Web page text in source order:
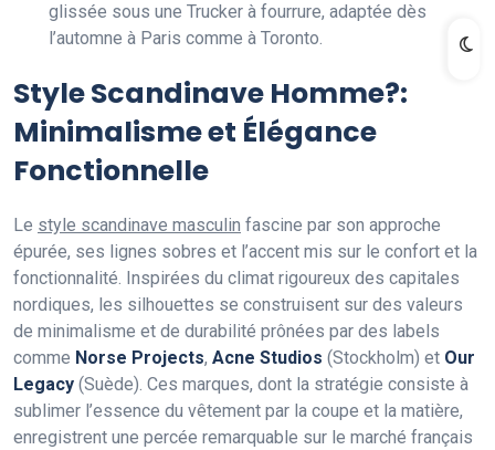
glissée sous une Trucker à fourrure, adaptée dès
l’automne à Paris comme à Toronto.
Style Scandinave Homme?:
Minimalisme et Élégance
Fonctionnelle
Le style scandinave masculin fascine par son approche
épurée, ses lignes sobres et l’accent mis sur le confort et la
fonctionnalité. Inspirées du climat rigoureux des capitales
nordiques, les silhouettes se construisent sur des valeurs
de minimalisme et de durabilité prônées par des labels
comme Norse Projects, Acne Studios (Stockholm) et Our
Legacy (Suède). Ces marques, dont la stratégie consiste à
sublimer l’essence du vêtement par la coupe et la matière,
enregistrent une percée remarquable sur le marché français